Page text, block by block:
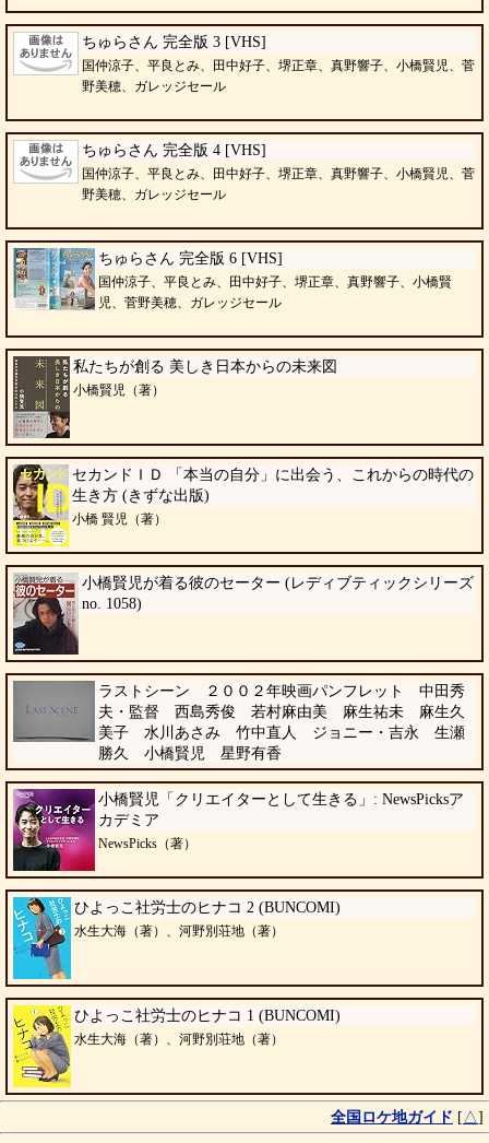
ちゅらさん 完全版 3 [VHS]
国仲涼子、平良とみ、田中好子、堺正章、真野響子、小橋賢児、菅
野美穂、ガレッジセール
ちゅらさん 完全版 4 [VHS]
国仲涼子、平良とみ、田中好子、堺正章、真野響子、小橋賢児、菅
野美穂、ガレッジセール
ちゅらさん 完全版 6 [VHS]
国仲涼子、平良とみ、田中好子、堺正章、真野響子、小橋賢
児、菅野美穂、ガレッジセール
私たちが創る 美しき日本からの未来図
小橋賢児（著）
セカンドＩＤ 「本当の自分」に出会う、これからの時代の
生き方 (きずな出版)
小橋 賢児（著）
小橋賢児が着る彼のセーター (レディブティックシリーズ
no. 1058)
ラストシーン ２００２年映画パンフレット 中田秀
夫・監督 西島秀俊 若村麻由美 麻生祐未 麻生久
美子 水川あさみ 竹中直人 ジョニー・吉永 生瀬
勝久 小橋賢児 星野有香
小橋賢児「クリエイターとして生きる」: NewsPicksア
カデミア
NewsPicks（著）
ひよっこ社労士のヒナコ 2 (BUNCOMI)
水生大海（著）、河野別荘地（著）
ひよっこ社労士のヒナコ 1 (BUNCOMI)
水生大海（著）、河野別荘地（著）
全国ロケ地ガイド [△]